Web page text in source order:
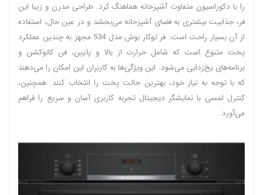
را با دکوراسیون متفاوت آشپزخانه هماهنگ کرد. طراحی مدرن و زیبا این
فر، جذابیت بیشتری به فضای آشپزخانه می‌بخشد و در عین حال، استفاده
از آن بسیار راحت است. فر توکار بوش مدل 534 مجهز به چندین عملکرد
پخت متنوع است که شامل حرارت از بالا و پایین، فن کانوکشن و
برنامه‌های یخ‌زدایی می‌شود. این ویژگی‌ها به کاربران این امکان را می‌دهند
که با توجه به نیاز خود، بهترین حالت پخت را انتخاب کنند. همچنین،
کنترل لمسی با نمایشگر دیجیتال تجربه کاربری آسان و سریع را فراهم
می‌آورد .